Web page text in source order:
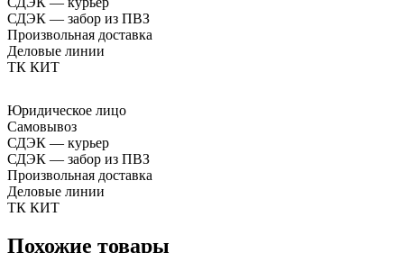
СДЭК — забор из ПВЗ
Произвольная доставка
Деловые линии
ТК КИТ
Юридическое лицо
Самовывоз
СДЭК — курьер
СДЭК — забор из ПВЗ
Произвольная доставка
Деловые линии
ТК КИТ
Похожие товары